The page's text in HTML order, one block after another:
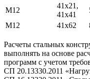
M12
41x21,
41x41
M12
41x62
Расчеты стальных
выполнять на основе
программ с учетом
СП 20.13330.2011